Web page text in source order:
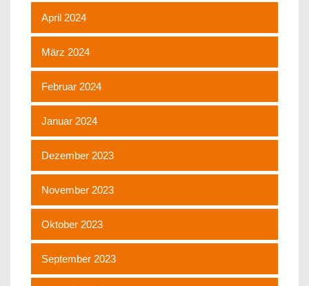
April 2024
März 2024
Februar 2024
Januar 2024
Dezember 2023
November 2023
Oktober 2023
September 2023